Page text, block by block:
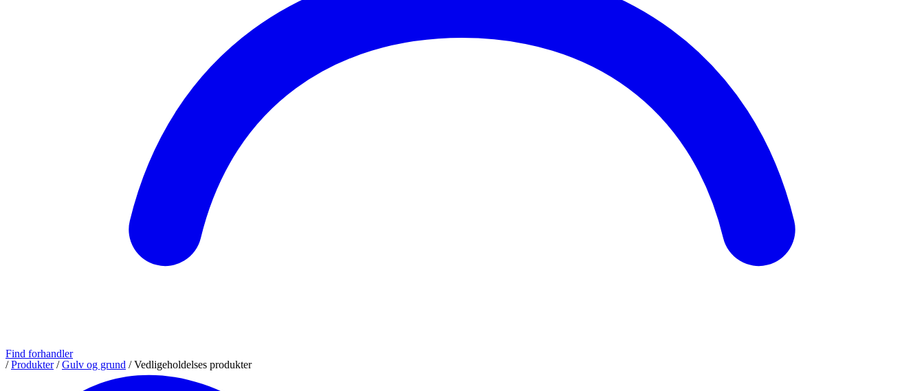
Find forhandler
/ Produkter / Gulv og grund / Vedligeholdelses produkter